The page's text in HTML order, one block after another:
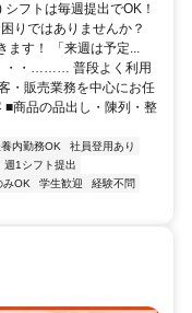
フトは毎週提出でOK！
りではありませんか？
ます！ 「来週は予定...
・……… 普段よく利用
・販売業務を中心にお任
商品の品出し・陳列・整
内勤務OK
社員登用あり
週1シフト提出
みOK 学生歓迎
経験不問